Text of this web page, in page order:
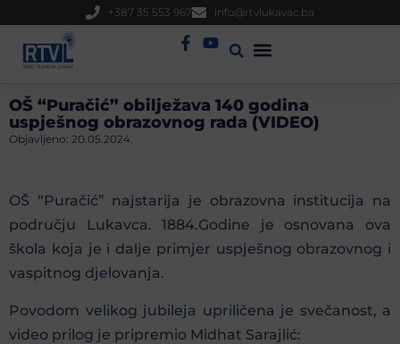
+387 35 553 967 info@rtvlukavac.ba
OŠ “Puračić” obilježava 140 godina
uspješnog obrazovnog rada (VIDEO)
Objavljeno: 20.05.2024.
OŠ “Puračić” najstarija je obrazovna institucija na
području Lukavca. 1884.Godine je osnovana ova
škola koja je i dalje primjer uspješnog obrazovnog i
vaspitnog djelovanja.
Povodom velikog jubileja upriličena je svečanost, a
video prilog je pripremio Midhat Sarajlić: